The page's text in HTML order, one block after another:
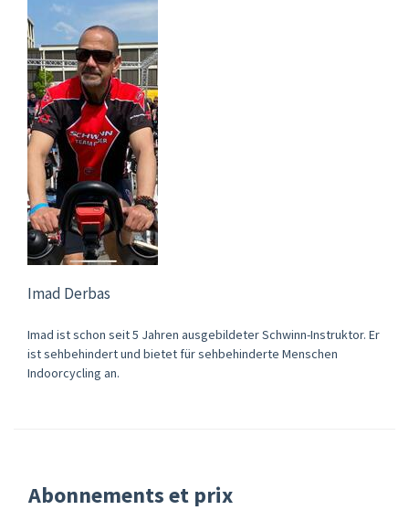
Imad Derbas
Imad ist schon seit 5 Jahren ausgebildeter Schwinn-Instruktor. Er
ist sehbehindert und bietet für sehbehinderte Menschen
Indoorcycling an.
Abonnements et prix